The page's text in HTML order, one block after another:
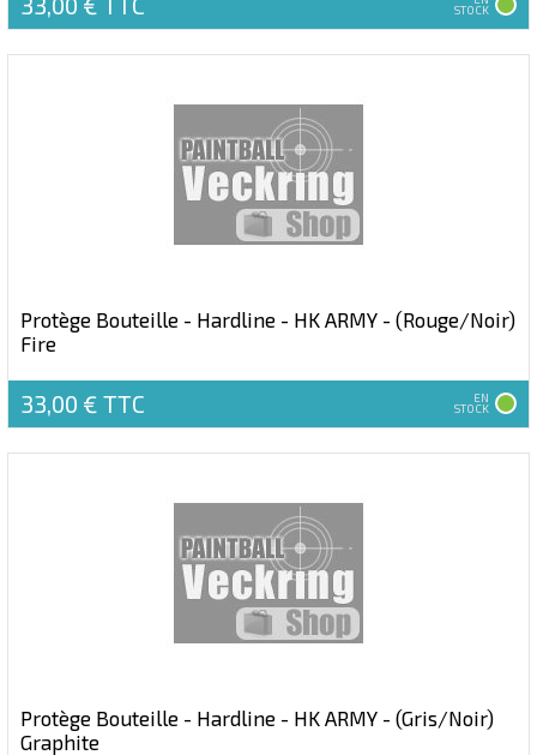
STOCK
Protège Bouteille - Hardline - HK ARMY - (Rouge/Noir)
Fire
33,00 € TTC EN
STOCK
Protège Bouteille - Hardline - HK ARMY - (Gris/Noir)
Graphite